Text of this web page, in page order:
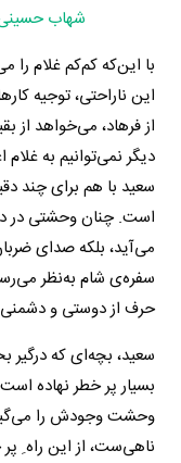
شهاب
با این‌که کم‌کم غلام
این ناراحتی، توجیه
از فرهاد، می‌خواهد از
دیگر نمی‌توانیم به
سعید با هم برای چند
است. چنان وحشتی در
می‌آید، بلکه صدای
سفره‌ی شام به‌نظر
حرف از دوستی و
سعید، بچه‌ای که درگیر
بسیار پر خطر نهاده
وحشت وجودش را
ناهی‌ست، از این راه